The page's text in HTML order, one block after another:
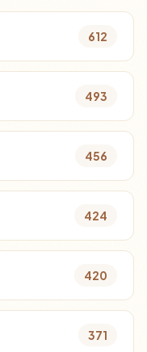
612
493
456
424
420
371